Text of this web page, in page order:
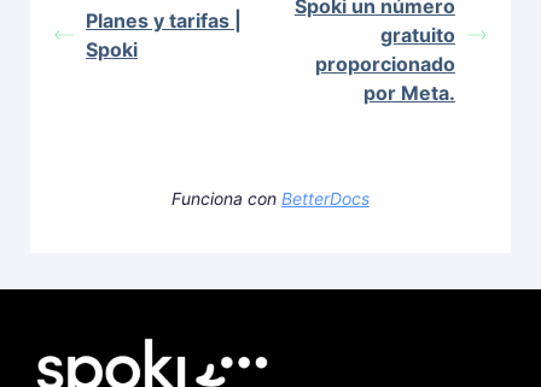
Planes y tarifas |
Spoki
Spoki un número
gratuito
proporcionado
por Meta.
Funciona con BetterDocs